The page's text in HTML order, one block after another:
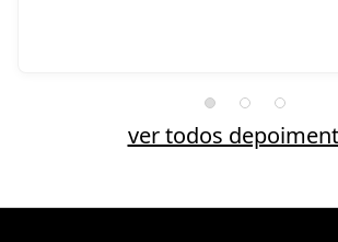
ver todos